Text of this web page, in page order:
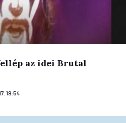
az idei Brutal
19:54